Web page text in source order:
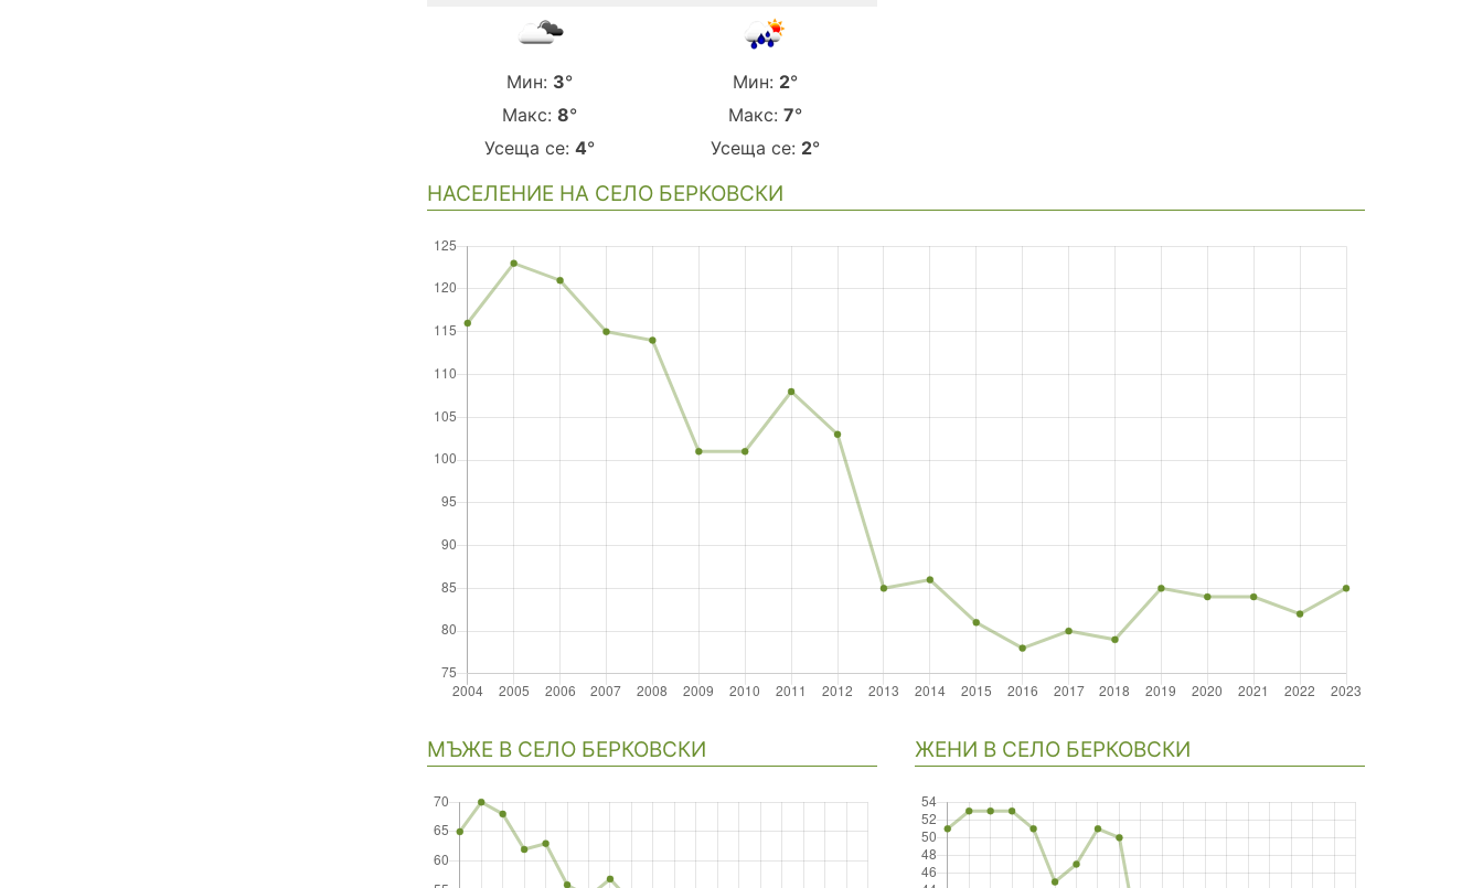
Мин: 3°
Макс: 8°
Усеща се: 4°
Мин: 2°
Макс: 7°
Усеща се: 2°
НАСЕЛЕНИЕ НА СЕЛО БЕРКОВСКИ
МЪЖЕ В СЕЛО БЕРКОВСКИ ЖЕНИ В СЕЛО БЕРКОВСКИ